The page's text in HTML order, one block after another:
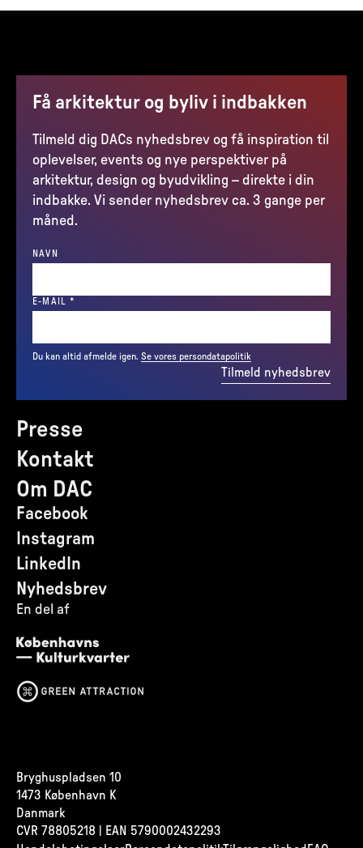
Presse
Kontakt
Om DAC
Facebook
Instagram
LinkedIn
Nyhedsbrev
En del af
Få arkitektur og byliv i indbakken
Tilmeld dig DACs nyhedsbrev og få inspiration til
oplevelser, events og nye perspektiver på
arkitektur, design og byudvikling – direkte i din
indbakke. Vi sender nyhedsbrev ca. 3 gange per
måned.
NAVN
E-MAIL *
Du kan altid afmelde igen. Se vores persondatapolitik
Tilmeld nyhedsbrev
Bryghuspladsen 10
1473 København K
Danmark
CVR 78805218 | EAN 5790002432293